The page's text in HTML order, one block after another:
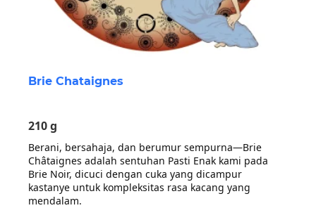
Brie Chataignes
210 g
Berani, bersahaja, dan berumur sempurna—Brie
Châtaignes adalah sentuhan Pasti Enak kami pada
Brie Noir, dicuci dengan cuka yang dicampur
kastanye untuk kompleksitas rasa kacang yang
mendalam.